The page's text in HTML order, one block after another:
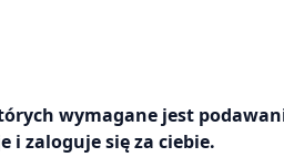
wymagane jest
i zaloguje się za ciebie.